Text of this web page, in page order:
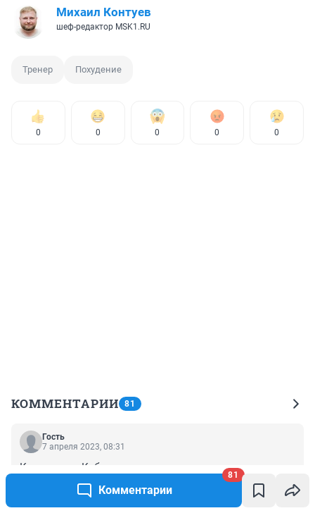
Комментарии
81
Михаил Контуев
шеф-редактор MSK1.RU
Тренер Похудение
0 0 0 0 0
КОММЕНТАРИИ 81
Гость
7 апреля 2023, 08:31
Конкретная Кабина
+0 –0